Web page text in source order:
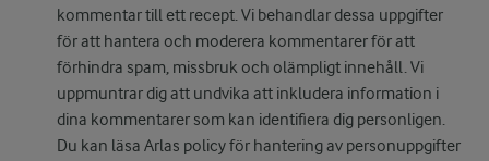
kommentar till ett recept. Vi behandlar dessa uppgifter
för att hantera och moderera kommentarer för att
förhindra spam, missbruk och olämpligt innehåll. Vi
uppmuntrar dig att undvika att inkludera information i
dina kommentarer som kan identifiera dig personligen.
Du kan läsa Arlas policy för hantering av personuppgifter